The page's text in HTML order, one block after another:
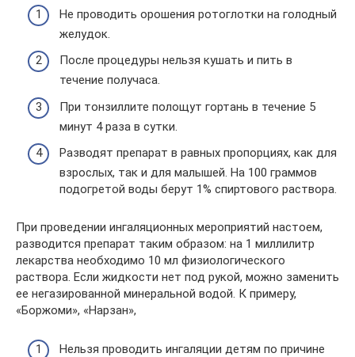
Не проводить орошения ротоглотки на голодный
желудок.
После процедуры нельзя кушать и пить в
течение получаса.
При тонзиллите полощут гортань в течение 5
минут 4 раза в сутки.
Разводят препарат в равных пропорциях, как для
взрослых, так и для малышей. На 100 граммов
подогретой воды берут 1% спиртового раствора.
При проведении ингаляционных мероприятий настоем,
разводится препарат таким образом: на 1 миллилитр
лекарства необходимо 10 мл физиологического
раствора. Если жидкости нет под рукой, можно заменить
ее негазированной минеральной водой. К примеру,
«Боржоми», «Нарзан»,
Нельзя проводить ингаляции детям по причине